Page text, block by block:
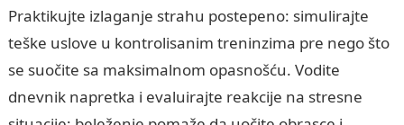
Praktikujte izlaganje strahu postepeno: simulirajte
teške uslove u kontrolisanim treninzima pre nego što
se suočite sa maksimalnom opasnošću. Vodite
dnevnik napretka i evaluirajte reakcije na stresne